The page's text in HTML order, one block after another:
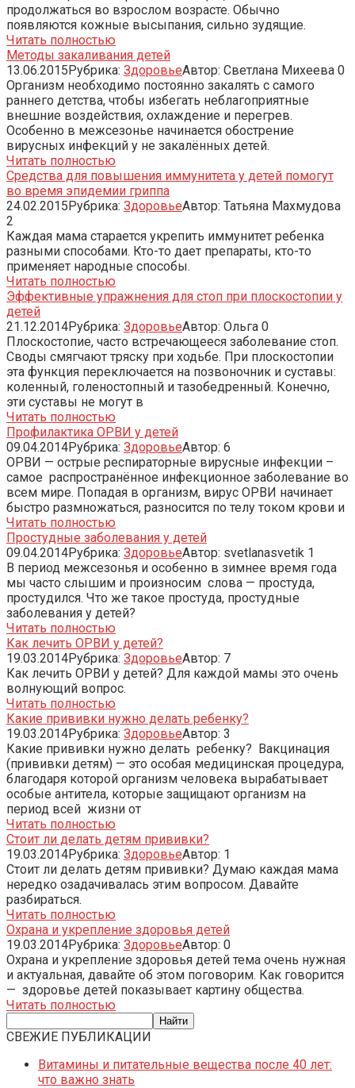
продолжаться во взрослом возрасте. Обычно
появляются кожные высыпания, сильно зудящие.
Читать полностью
Методы закаливания детей
13.06.2015Рубрика: ЗдоровьеАвтор: Светлана Михеева 0
Организм необходимо постоянно закалять с самого
раннего детства, чтобы избегать неблагоприятные
внешние воздействия, охлаждение и перегрев.
Особенно в межсезонье начинается обострение
вирусных инфекций у не закалённых детей.
Читать полностью
Средства для повышения иммунитета у детей помогут
во время эпидемии гриппа
24.02.2015Рубрика: ЗдоровьеАвтор: Татьяна Махмудова
2
Каждая мама старается укрепить иммунитет ребенка
разными способами. Кто-то дает препараты, кто-то
применяет народные способы.
Читать полностью
Эффективные упражнения для стоп при плоскостопии у
детей
21.12.2014Рубрика: ЗдоровьеАвтор: Ольга 0
Плоскостопие, часто встречающееся заболевание стоп.
Своды смягчают тряску при ходьбе. При плоскостопии
эта функция переключается на позвоночник и суставы:
коленный, голеностопный и тазобедренный. Конечно,
эти суставы не могут в
Читать полностью
Профилактика ОРВИ у детей
09.04.2014Рубрика: ЗдоровьеАвтор: 6
ОРВИ — острые респираторные вирусные инфекции –
самое распространённое инфекционное заболевание во
всем мире. Попадая в организм, вирус ОРВИ начинает
быстро размножаться, разносится по телу током крови и
Читать полностью
Простудные заболевания у детей
09.04.2014Рубрика: ЗдоровьеАвтор: svetlanasvetik 1
В период межсезонья и особенно в зимнее время года
мы часто слышим и произносим слова — простуда,
простудился. Что же такое простуда, простудные
заболевания у детей?
Читать полностью
Как лечить ОРВИ у детей?
19.03.2014Рубрика: ЗдоровьеАвтор: 7
Как лечить ОРВИ у детей? Для каждой мамы это очень
волнующий вопрос.
Читать полностью
Какие прививки нужно делать ребенку?
19.03.2014Рубрика: ЗдоровьеАвтор: 3
Какие прививки нужно делать ребенку? Вакцинация
(прививки детям) — это особая медицинская процедура,
благодаря которой организм человека вырабатывает
особые антитела, которые защищают организм на
период всей жизни от
Читать полностью
Стоит ли делать детям прививки?
19.03.2014Рубрика: ЗдоровьеАвтор: 1
Стоит ли делать детям прививки? Думаю каждая мама
нередко озадачивалась этим вопросом. Давайте
разбираться.
Читать полностью
Охрана и укрепление здоровья детей
19.03.2014Рубрика: ЗдоровьеАвтор: 0
Охрана и укрепление здоровья детей тема очень нужная
и актуальная, давайте об этом поговорим. Как говорится
— здоровье детей показывает картину общества.
Читать полностью
СВЕЖИЕ ПУБЛИКАЦИИ
Витамины и питательные вещества после 40 лет:
что важно знать